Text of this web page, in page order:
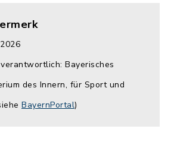
Bayerisches
des Innern, für Sport und
BayernPortal)